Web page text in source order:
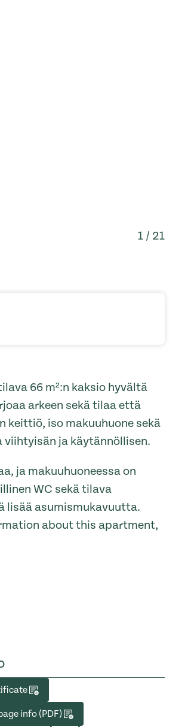
1 / 21
66 m²:n kaksio hyvältä
arkeen sekä tilaa että
keittiö, iso makuuhuone sekä
viihtyisän ja käytännöllisen.
ja makuuhuoneessa on
WC sekä tilava
lisää asumismukavuutta.
about this apartment,
info (PDF)